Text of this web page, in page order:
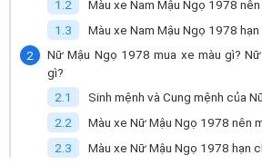
Màu xe Nam Mậu Ngọ 1978 nên
Màu xe Nam Mậu Ngọ 1978
Nữ Mậu Ngọ 1978 mua xe màu gì?
gì?
Sinh mệnh và Cung mệnh của
Màu xe Nữ Mậu Ngọ 1978 nên
Màu xe Nữ Mậu Ngọ 1978 hạn